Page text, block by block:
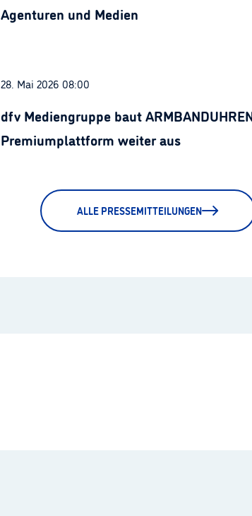
Agenturen und Medien
28. Mai 2026 08:00
dfv Mediengruppe baut
Premiumplattform weiter aus
ALLE PRESSEMITTEILUNGEN